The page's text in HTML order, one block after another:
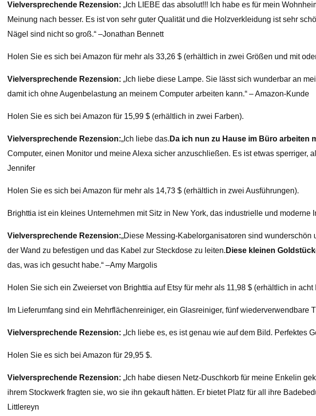
Vielversprechende Rezension: „Ich LIEBE das absolut!!! Ich habe es für mein
Meinung nach besser. Es ist von sehr guter Qualität und die Holzverkleidung ist sehr
Nägel sind nicht so groß.“ –Jonathan Bennett
Holen Sie es sich bei Amazon für mehr als 33,26 $ (erhältlich in zwei Größen und mit
Vielversprechende Rezension: „Ich liebe diese Lampe. Sie lässt sich wunderbar an
damit ich ohne Augenbelastung an meinem Computer arbeiten kann.“ – Amazon-Kunde
Holen Sie es sich bei Amazon für 15,99 $ (erhältlich in zwei Farben).
Vielversprechende Rezension:„Ich liebe das. Da ich nun zu Hause im Büro arbeiten
Computer, einen Monitor und meine Alexa sicher anzuschließen. Es ist etwas sperriger,
Jennifer
Holen Sie es sich bei Amazon für mehr als 14,73 $ (erhältlich in zwei Ausführungen).
Brighttia ist ein kleines Unternehmen mit Sitz in New York, das industrielle und
Vielversprechende Rezension:„Diese Messing-Kabelorganisatoren sind
der Wand zu befestigen und das Kabel zur Steckdose zu leiten. Diese kleinen
das, was ich gesucht habe.“ –Amy Margolis
Holen Sie sich ein Zweierset von Brighttia auf Etsy für mehr als 11,98 $ (erhältlich in acht
Im Lieferumfang sind ein Mehrflächenreiniger, ein Glasreiniger, fünf
Vielversprechende Rezension: „Ich liebe es, es ist genau wie auf dem Bild. Perfektes
Holen Sie es sich bei Amazon für 29,95 $.
Vielversprechende Rezension: „Ich habe diesen Netz-Duschkorb für meine Enkelin
ihrem Stockwerk fragten sie, wo sie ihn gekauft hätten. Er bietet Platz für all ihre
Littlereyn